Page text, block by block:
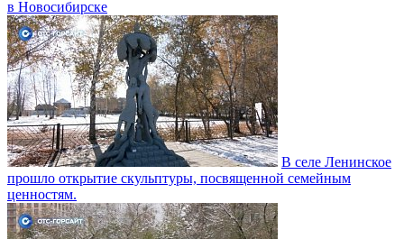
в Новосибирске
В селе Ленинское
прошло открытие скульптуры, посвященной семейным
ценностям.